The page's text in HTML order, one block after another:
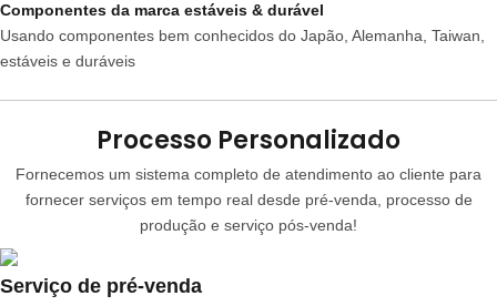
Componentes da marca estáveis & durável
Usando componentes bem conhecidos do Japão, Alemanha, Taiwan,
estáveis ​​e duráveis
Processo Personalizado
Fornecemos um sistema completo de atendimento ao cliente para
fornecer serviços em tempo real desde pré-venda, processo de
produção e serviço pós-venda!
Serviço de pré-venda